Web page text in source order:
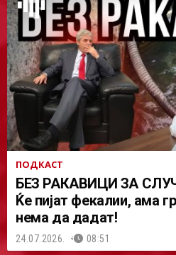
ПОДКАСТ
БЕЗ РАКАВИЦИ ЗА
Ќе пијат фекалии, ама
нема да дадат!
24.07.2026. 08:51